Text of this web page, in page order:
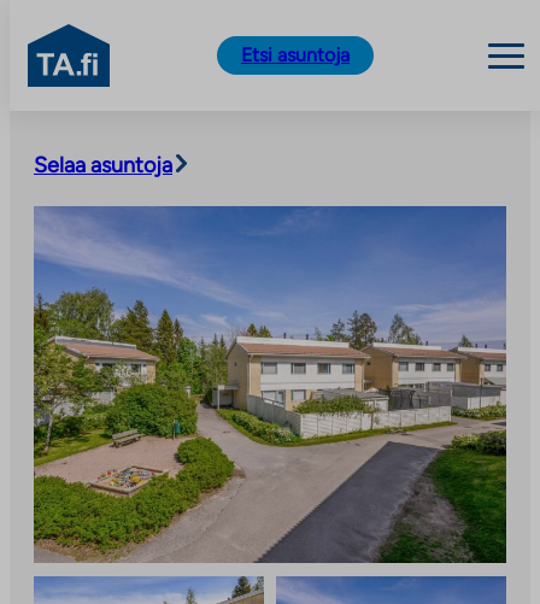
sisältöön
TA.fi
Etsi asuntoja
Selaa asuntoja